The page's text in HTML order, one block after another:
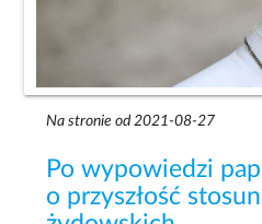
Na stronie od 2021-08-27
Po wypowiedzi
o przyszłość